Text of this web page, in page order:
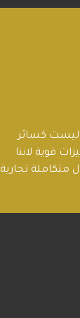
ليست كسائر
قوية لاننا
متكاملة تجارية